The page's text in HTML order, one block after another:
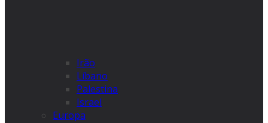
Irão
Líbano
Palestina
Israel
Europa